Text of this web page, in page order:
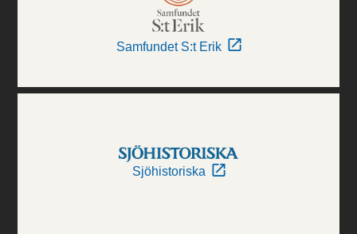
Samfundet S:t Erik
Sjöhistoriska